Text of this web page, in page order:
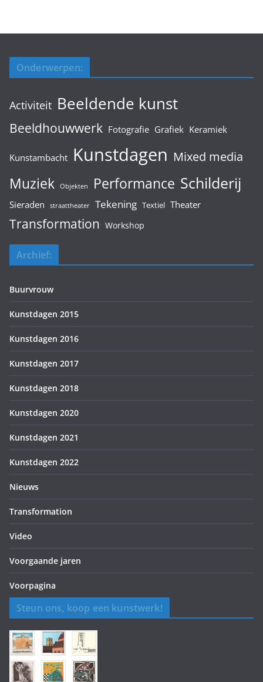
Onderwerpen:
Activiteit Beeldende kunst
Beeldhouwwerk Fotografie Grafiek Keramiek
Kunstambacht Kunstdagen Mixed media
Muziek Objekten Performance Schilderij
Sieraden straattheater Tekening Textiel Theater
Transformation Workshop
Archief:
Buurvrouw
Kunstdagen 2015
Kunstdagen 2016
Kunstdagen 2017
Kunstdagen 2018
Kunstdagen 2020
Kunstdagen 2021
Kunstdagen 2022
Nieuws
Transformation
Video
Voorgaande jaren
Voorpagina
Steun ons, koop een kunstwerk!